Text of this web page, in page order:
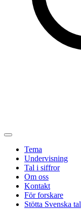
Tema
Undervisning
Tal i siffror
Om oss
Kontakt
För forskare
Stötta Svenska tal